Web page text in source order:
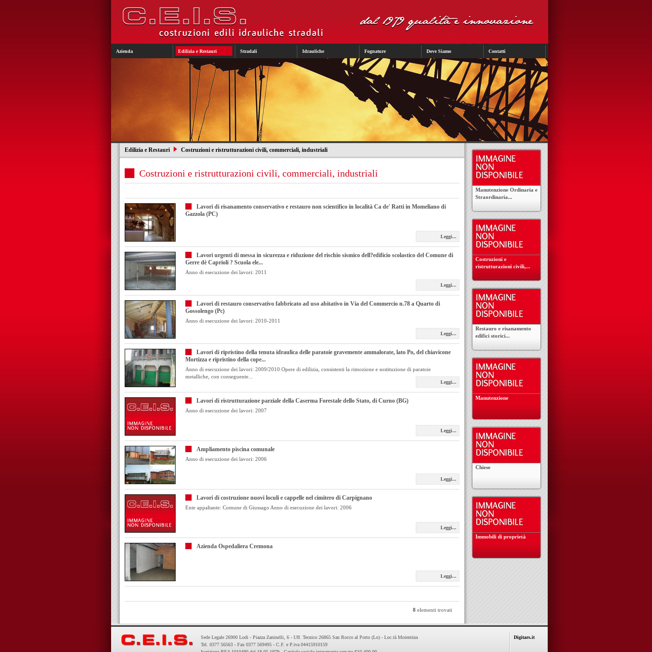
Azienda Edilizia e Restauri Stradali Idrauliche Fognature Dove Siamo Contatti
Edilizia e Restauri Costruzioni e ristrutturazioni civili, commerciali, industriali
Costruzioni e ristrutturazioni civili, commerciali, industriali
Lavori di risanamento conservativo e restauro non scientifico in località Ca de' Ratti in Momeliano di
Gazzola (PC)
Leggi...
Lavori urgenti di messa in sicurezza e riduzione del rischio sismico dell?edificio scolastico del Comune di
Gerre dè Caprioli ? Scuola ele...
Anno di esecuzione dei lavori: 2011
Leggi...
Lavori di restauro conservativo fabbricato ad uso abitativo in Via del Commercio n.78 a Quarto di
Gossolengo (Pc)
Anno di esecuzione dei lavori: 2010-2011
Leggi...
Lavori di ripristino della tenuta idraulica delle paratoie gravemente ammalorate, lato Po, del chiavicone
Mortizza e ripristino della cope...
Anno di esecuzione dei lavori: 2009/2010 Opere di edilizia, consistenti la rimozione e sostituzione di paratoie
metalliche, con conseguente...
Leggi...
Lavori di ristrutturazione parziale della Caserma Forestale dello Stato, di Curno (BG)
Anno di esecuzione dei lavori: 2007
Leggi...
Ampliamento piscina comunale
Anno di esecuzione dei lavori: 2006
Leggi...
Lavori di costruzione nuovi loculi e cappelle nel cimitero di Carpignano
Ente appaltante: Comune di Giussago Anno di esecuzione dei lavori: 2006
Leggi...
Azienda Ospedaliera Cremona
Leggi...
8 elementi trovati
Manutenzione Ordinaria e
Straordinaria...
Costruzioni e
ristrutturazioni civili,...
Restauro e risanamento
edifici storici...
Manutenzione
Chiese
Immobili di proprietà
Sede Legale 26900 Lodi - Piazza Zaninelli, 6 - Uff. Tecnico 26865 San Rocco al Porto (Lo) - Loc.tà Moientina
Tel. 0377 56563 - Fax 0377 569495 - C.F. e P.iva 04415910159
Digitars.it